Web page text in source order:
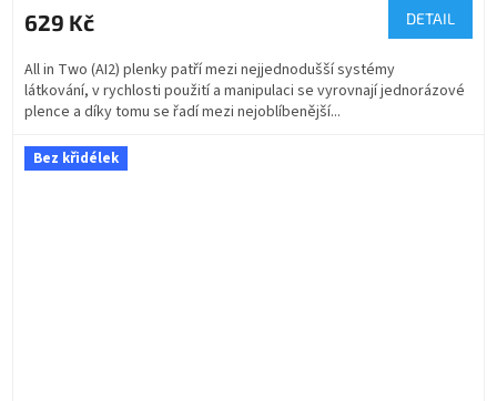
629 Kč DETAIL
All in Two (AI2) plenky patří mezi nejjednodušší systémy
látkování, v rychlosti použití a manipulaci se vyrovnají jednorázové
plence a díky tomu se řadí mezi nejoblíbenější...
Bez křidélek